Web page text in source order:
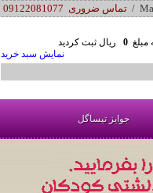
تماس ضروری 09122081077 /
مبلغ0 ریال ثبت کردید
نمایش سبد خرید
جوایز تیساگل